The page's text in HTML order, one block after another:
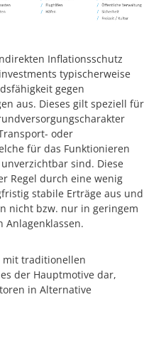
Inflationsschutz
typischerweise
gegen
aus. Dieses gilt speziell für
oder
für das Funktionieren
sind. Diese
Regel durch eine wenig
stabile Erträge aus und
nicht bzw. nur in geringem
mit traditionellen
der Hauptmotive dar,
in Alternative